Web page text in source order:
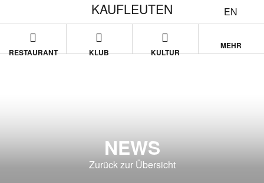
EN
KAUFLEUTEN
RESTAURANT KLUB KULTUR
MEHR
NEWS
Zurück zur Übersicht